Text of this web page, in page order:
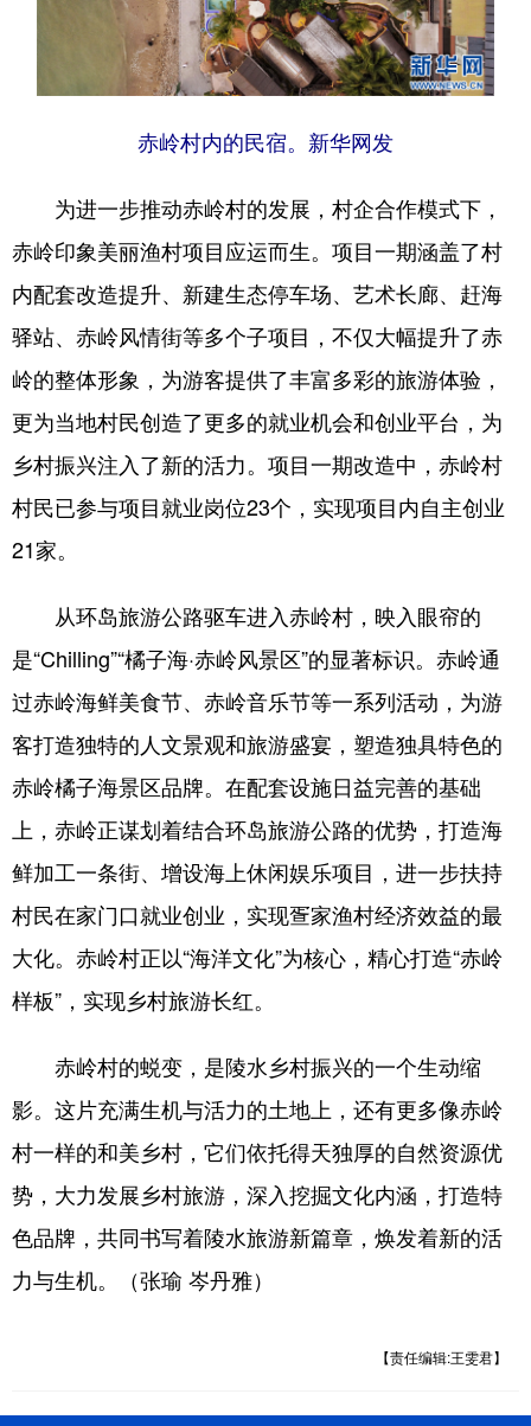
赤岭村内的民宿。新华网发
为进一步推动赤岭村的发展，村企合作模式下，
赤岭印象美丽渔村项目应运而生。项目一期涵盖了村
内配套改造提升、新建生态停车场、艺术长廊、赶海
驿站、赤岭风情街等多个子项目，不仅大幅提升了赤
岭的整体形象，为游客提供了丰富多彩的旅游体验，
更为当地村民创造了更多的就业机会和创业平台，为
乡村振兴注入了新的活力。项目一期改造中，赤岭村
村民已参与项目就业岗位23个，实现项目内自主创业
21家。
从环岛旅游公路驱车进入赤岭村，映入眼帘的
是“Chilling”“橘子海·赤岭风景区”的显著标识。赤岭通
过赤岭海鲜美食节、赤岭音乐节等一系列活动，为游
客打造独特的人文景观和旅游盛宴，塑造独具特色的
赤岭橘子海景区品牌。在配套设施日益完善的基础
上，赤岭正谋划着结合环岛旅游公路的优势，打造海
鲜加工一条街、增设海上休闲娱乐项目，进一步扶持
村民在家门口就业创业，实现疍家渔村经济效益的最
大化。赤岭村正以“海洋文化”为核心，精心打造“赤岭
样板”，实现乡村旅游长红。
赤岭村的蜕变，是陵水乡村振兴的一个生动缩
影。这片充满生机与活力的土地上，还有更多像赤岭
村一样的和美乡村，它们依托得天独厚的自然资源优
势，大力发展乡村旅游，深入挖掘文化内涵，打造特
色品牌，共同书写着陵水旅游新篇章，焕发着新的活
力与生机。（张瑜 岑丹雅）
【责任编辑:王雯君】